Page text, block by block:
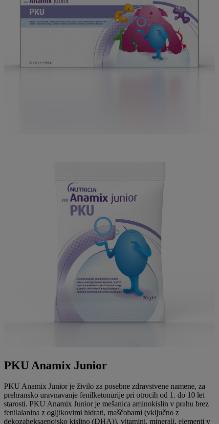
PKU Anamix Junior
PKU Anamix Junior je živilo za posebne zdravstvene namene, za
prehransko uravnavanje fenilketonurije pri otrocih od 1. do 10 let
starosti. PKU Anamix Junior je mešanica aminokislin v prahu brez
fenilalanina z ogljikovimi hidrati, maščobami (vključno z
dekozaheksaenojsko kislino (DHA)), vitamini, minerali, elementi v